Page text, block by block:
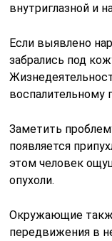
внутриглазной и
Если выявлено
забрались под
воспалительному
Заметить
появляется
этом человек
опухоли.
Окружающие
передвижения в